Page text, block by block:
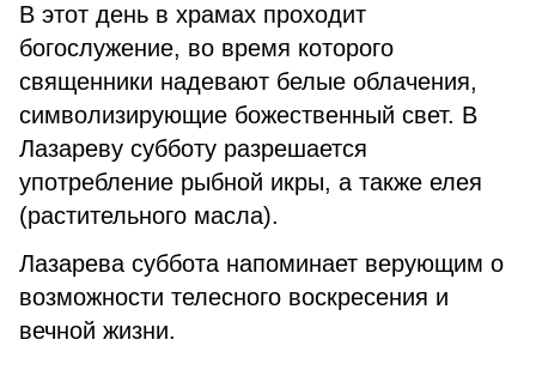
В этот день в храмах проходит
богослужение, во время которого
священники надевают белые облачения,
символизирующие божественный свет. В
Лазареву субботу разрешается
употребление рыбной икры, а также елея
(растительного масла).
Лазарева суббота напоминает верующим о
возможности телесного воскресения и
вечной жизни.